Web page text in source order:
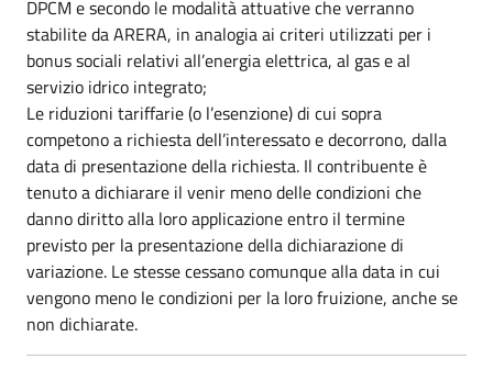
DPCM e secondo le modalità attuative che verranno
stabilite da ARERA, in analogia ai criteri utilizzati per i
bonus sociali relativi all’energia elettrica, al gas e al
servizio idrico integrato;
Le riduzioni tariffarie (o l’esenzione) di cui sopra
competono a richiesta dell’interessato e decorrono, dalla
data di presentazione della richiesta. Il contribuente è
tenuto a dichiarare il venir meno delle condizioni che
danno diritto alla loro applicazione entro il termine
previsto per la presentazione della dichiarazione di
variazione. Le stesse cessano comunque alla data in cui
vengono meno le condizioni per la loro fruizione, anche se
non dichiarate.